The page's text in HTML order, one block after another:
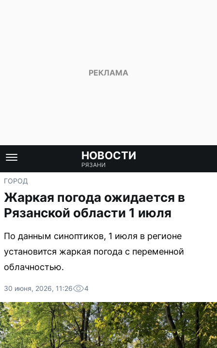
НОВОСТИ
РЯЗАНИ
ГОРОД
Жаркая погода ожидается в
Рязанской области 1 июля
По данным синоптиков, 1 июля в регионе
установится жаркая погода с переменной
облачностью.
30 июня, 2026, 11:26 4